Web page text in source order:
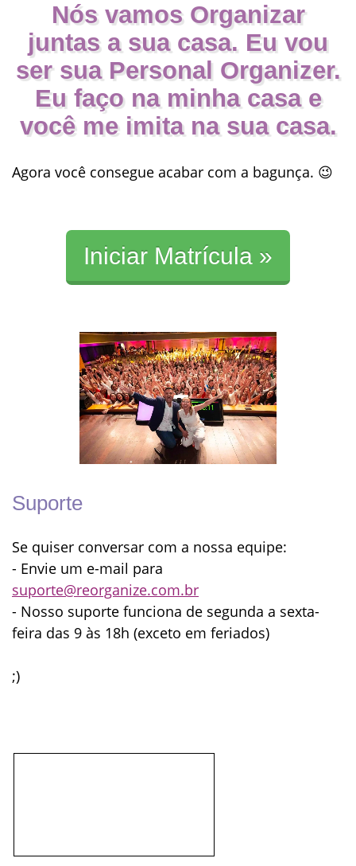
Nós vamos Organizar
juntas a sua casa. ​​Eu vou
ser sua Personal Organizer.
Eu faço na minha casa e
você me imita na sua casa.
Agora você consegue acabar com a bagunça. 😉
Iniciar Matrícula »
Suporte
Se quiser conversar com a nossa equipe:
- Envie um e-mail para
suporte@reorganize.com.br
- Nosso suporte funciona de segunda a sexta-
feira das 9 às 18h (exceto em feriados)
;)